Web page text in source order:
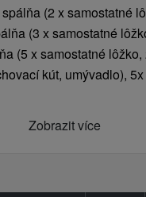
(2 x samostatné
(3 x samostatné
(5 x samostatné
kút, umývadlo),
rýchlovarná kanvica,
Zobrazit více